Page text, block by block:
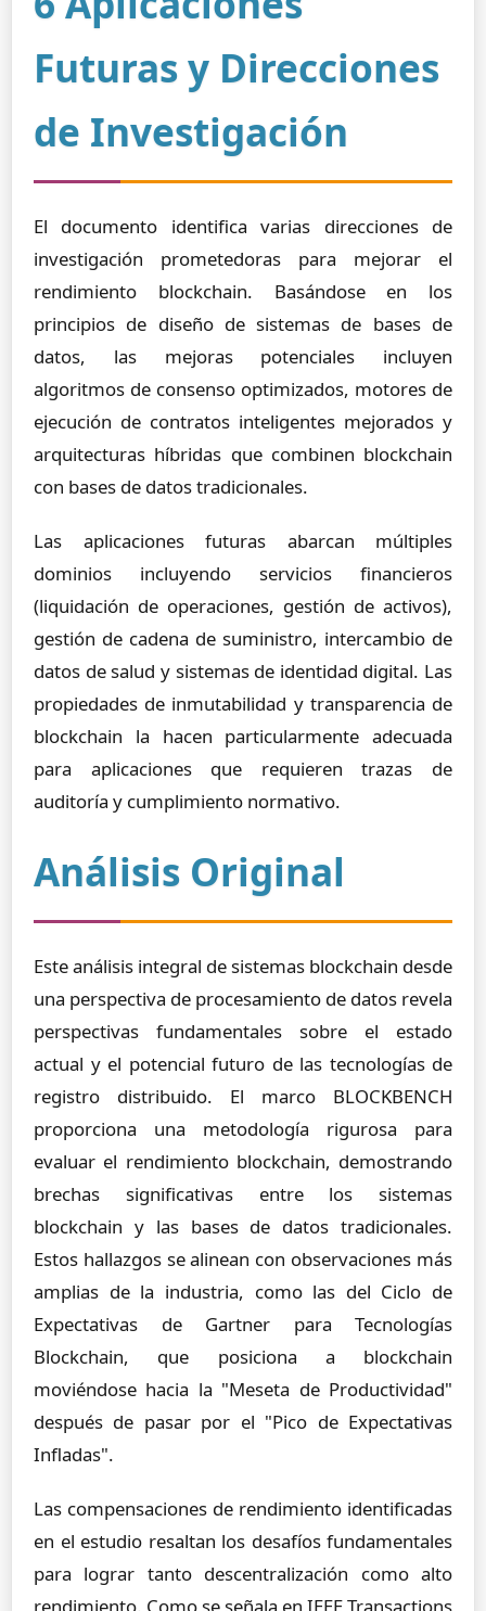
Futuras y Direcciones
de Investigación
El documento identifica varias direcciones de
investigación prometedoras para mejorar el
rendimiento blockchain. Basándose en los
principios de diseño de sistemas de bases de
datos, las mejoras potenciales incluyen
algoritmos de consenso optimizados, motores de
ejecución de contratos inteligentes mejorados y
arquitecturas híbridas que combinen blockchain
con bases de datos tradicionales.
Las aplicaciones futuras abarcan múltiples
dominios incluyendo servicios financieros
(liquidación de operaciones, gestión de activos),
gestión de cadena de suministro, intercambio de
datos de salud y sistemas de identidad digital. Las
propiedades de inmutabilidad y transparencia de
blockchain la hacen particularmente adecuada
para aplicaciones que requieren trazas de
auditoría y cumplimiento normativo.
Análisis Original
Este análisis integral de sistemas blockchain desde
una perspectiva de procesamiento de datos revela
perspectivas fundamentales sobre el estado
actual y el potencial futuro de las tecnologías de
registro distribuido. El marco BLOCKBENCH
proporciona una metodología rigurosa para
evaluar el rendimiento blockchain, demostrando
brechas significativas entre los sistemas
blockchain y las bases de datos tradicionales.
Estos hallazgos se alinean con observaciones más
amplias de la industria, como las del Ciclo de
Expectativas de Gartner para Tecnologías
Blockchain, que posiciona a blockchain
moviéndose hacia la "Meseta de Productividad"
después de pasar por el "Pico de Expectativas
Infladas".
Las compensaciones de rendimiento identificadas
en el estudio resaltan los desafíos fundamentales
para lograr tanto descentralización como alto